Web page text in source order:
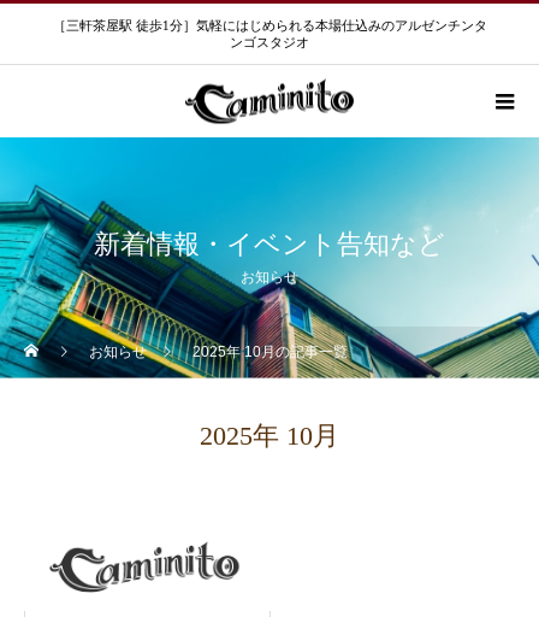
［三軒茶屋駅 徒歩1分］気軽にはじめられる本場仕込みのアルゼンチンタ
ンゴスタジオ
新着情報・イベント告知など
お知らせ
お知らせ 2025年 10月の記事一覧
2025年 10月